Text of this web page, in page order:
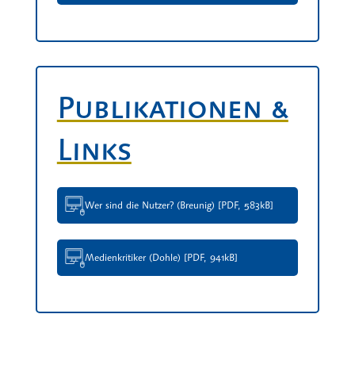
Publikationen &
Links
Wer sind die Nutzer? (Breunig) [PDF, 583kB]
Medienkritiker (Dohle) [PDF, 941kB]